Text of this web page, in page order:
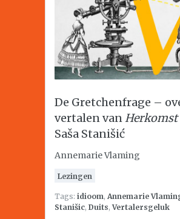
De Gretchenfrage –
vertalen vanHerkomst
Saša Stanišić
Annemarie Vlaming
Lezingen
Tags: idioom, Annemarie
Stanišic, Duits,Vertalersgeluk